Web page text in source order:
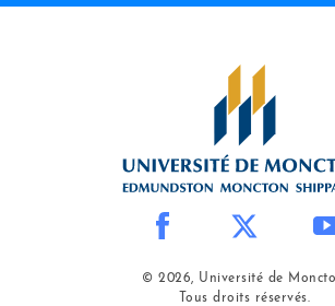
© 2026, Université de
Tous droits réservés.